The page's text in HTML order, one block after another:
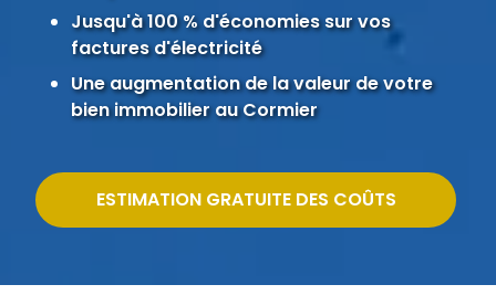
Jusqu'à 100 % d'économies sur vos
factures d'électricité
Une augmentation de la valeur de votre
bien immobilier au Cormier
ESTIMATION GRATUITE DES COÛTS